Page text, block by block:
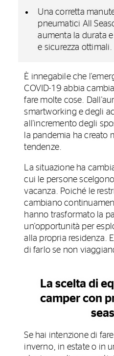
Una corretta
pneumatici All
aumenta la durata
e sicurezza ottimali.
È innegabile che
COVID-19 abbia
fare molte cose.
smartworking e degli
all'incremento degli
la pandemia ha creato
tendenze.
La situazione ha
cui le persone
vacanza. Poiché le
cambiano
hanno trasformato la
un'opportunità per
alla propria residenza.
di farlo se non
La scelta di
camper con
Se hai intenzione di
inverno, in estate o in